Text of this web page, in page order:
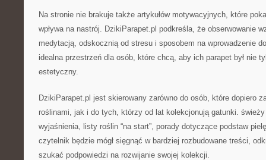
Na stronie nie brakuje także artykułów motywacyjnych, które
wpływa na nastrój. DzikiParapet.pl podkreśla, że obserwowanie
medytacją, odskocznią od stresu i sposobem na wprowadzenie
idealna przestrzeń dla osób, które chcą, aby ich parapet był nie
estetyczny.
DzikiParapet.pl jest skierowany zarówno do osób, które dopiero
roślinami, jak i do tych, którzy od lat kolekcjonują gatunki.
wyjaśnienia, listy roślin “na start”, porady dotyczące podstaw
czytelnik będzie mógł sięgnąć w bardziej rozbudowane treści,
szukać podpowiedzi na rozwijanie swojej kolekcji.